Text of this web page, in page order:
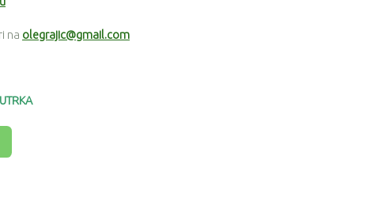
na olegrajic@gmail.com